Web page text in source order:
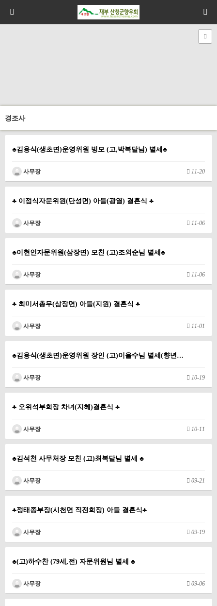
경조사
♣김용식(생초면)운영위원 빙모 (고,박복달님) 별세♣
사무장 11-20
♣ 이점식자문위원(단성면) 아들(광열) 결혼식 ♣
사무장 11-06
♣이현인자문위원(삼장면) 모친 (고)조외순님 별세♣
사무장 11-06
♣ 최미서총무(삼장면) 아들(지원) 결혼식 ♣
사무장 11-01
♣김용식(생초면)운영위원 장인 (고)이을수님 별세(향년…
사무장 10-19
♣ 오위석부회장 차녀(지혜)결혼식 ♣
사무장 10-11
♣김석천 사무처장 모친 (고)최복달님 별세 ♣
사무장 09-21
♣정태종부장(시천면 직전회장) 아들 결혼식♣
사무장 09-19
♣(고)하수찬 (79세,전) 자문위원님 별세 ♣
사무장 09-06